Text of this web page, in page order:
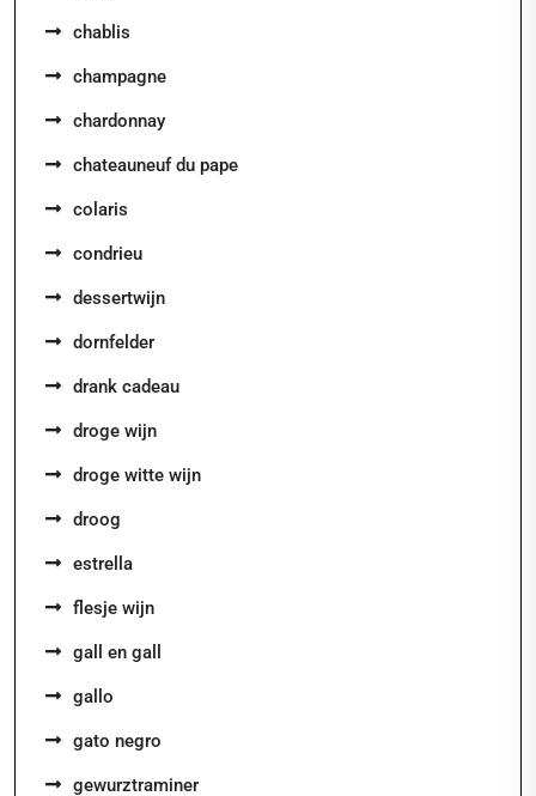
chablis
champagne
chardonnay
chateauneuf du pape
colaris
condrieu
dessertwijn
dornfelder
drank cadeau
droge wijn
droge witte wijn
droog
estrella
flesje wijn
gall en gall
gallo
gato negro
gewurztraminer